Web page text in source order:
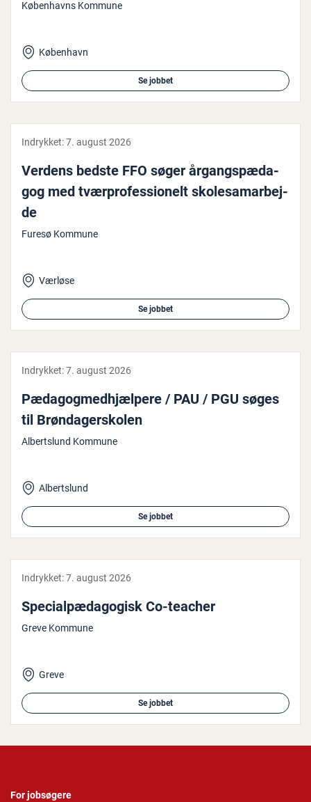
Skoven
Københavns Kommune
København
Se jobbet
Indrykket:7. august 2026
Verdens bedste FFO søger år­gangs­pæ­da­
gog med tvær­pro­fes­sio­nelt sko­le­sam­ar­bej­
de
Furesø Kommune
Værløse
Se jobbet
Indrykket:7. august 2026
Pæ­da­gog­med­hjæl­pe­re / PAU / PGU søges
til Brøn­da­ger­sko­len
Albertslund Kommune
Albertslund
Se jobbet
Indrykket:7. august 2026
Spe­ci­al­pæ­da­go­gisk Co-teacher
Greve Kommune
Greve
Se jobbet
For jobsøgere